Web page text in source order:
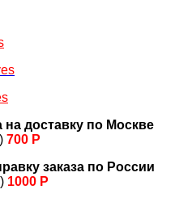
доставку по Москве
700 Р
заказа по России
1000 Р